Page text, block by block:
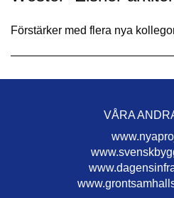
Förstärker med flera nya
VÅRA